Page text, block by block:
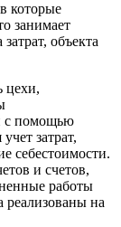
которые
занимает
объекта
цехи,
с помощью
затрат,
себестоимости.
и счетов,
работы
реализованы на